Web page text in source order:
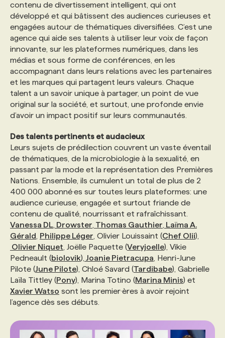
TENDANCES
ÉVÉNEMENTIEL
NOS AUTEUR‧RICES
ANNONCEZ AVEC NOUS
NOS FORMATEUR‧RICES
POURQUOI CHOISIR NOS FORMATIONS
NOS TARIFS
PROGRAMMES DE SUBVENTIONS
FAQ
ANNONCEZ AVEC NOUS
NOS EXPERTISES
FAQ
ANNONCEZ AVEC NOUS
contenu de divertissement intelligent, qui ont
développé et qui bâtissent des audiences curieuses et
engagées autour de thématiques diversifiées. C’est une
agence qui aide ses talents à utiliser leur voix de façon
innovante, sur les plateformes numériques, dans les
médias et sous forme de conférences, en les
accompagnant dans leurs relations avec les partenaires
et les marques qui partagent leurs valeurs. Chaque
talent a un savoir unique à partager, un point de vue
original sur la société, et surtout, une profonde envie
d’avoir un impact positif sur leurs communautés.
Des talents pertinents et audacieux
Leurs sujets de prédilection couvrent un vaste éventail
de thématiques, de la microbiologie à la sexualité, en
passant par la mode et la représentation des Premières
Nations. Ensemble, ils cumulent un total de plus de 2
400 000 abonné·es sur toutes leurs plateformes: une
audience curieuse, engagée et surtout friande de
contenu de qualité, nourrissant et rafraîchissant.
Vanessa DL Drowster Thomas Gauthier Laïma A.
Gérald Philippe Léger , Olivier Louissaint (Chef Olii),
Olivier Niquet , Joëlle Paquette (Veryjoelle), Vikie
Pedneault (biolovik), Joanie Pietracupa , Henri-June
Pilote (June Pilote), Chloé Savard (Tardibabe), Gabrielle
Laïla Tittley (Pony), Marina Totino (Marina Minis) et
Xavier Watso sont les premier·ères à avoir rejoint
l’agence dès ses débuts.